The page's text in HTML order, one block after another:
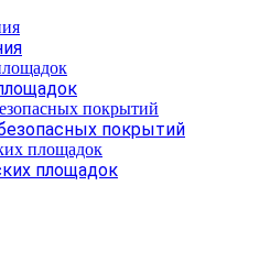
покрытий
площадок